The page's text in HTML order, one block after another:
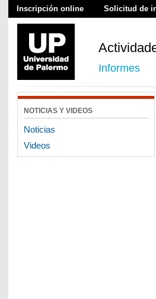
Inscripción online Solicitud de
Informes
NOTICIAS Y VIDEOS
Noticias
Videos